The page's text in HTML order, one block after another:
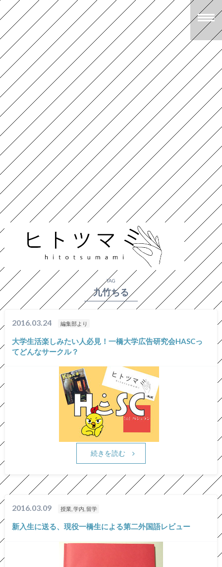
タグ : 九竹ちる
TAG
九竹ちる
2016.03.24 編集部より
大学生活楽しみたい人必見！一橋大学広告研究会HASCっ
てどんなサークル？
続きを読む
2016.03.09 授業, 学内, 留学
新入生に送る、現役一橋生による第二外国語レビュー